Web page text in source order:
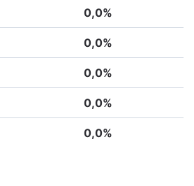
0,0%
0,0%
0,0%
0,0%
0,0%